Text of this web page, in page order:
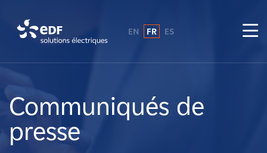
A propos de nous
Ce que nous faisons
EN FR ES
Communiqués de
presse